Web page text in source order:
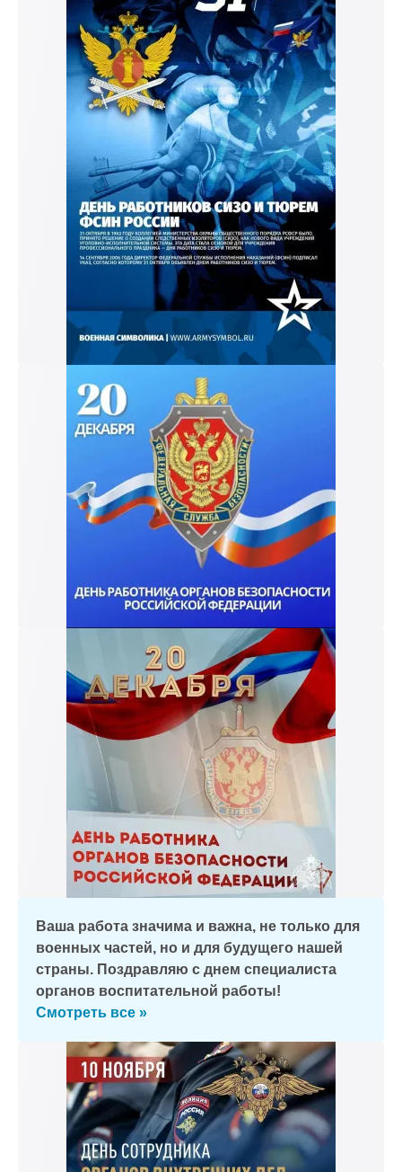
Ваша работа значима и важна, не только для
военных частей, но и для будущего нашей
страны. Поздравляю с днем специалиста
органов воспитательной работы!
Смотреть все »